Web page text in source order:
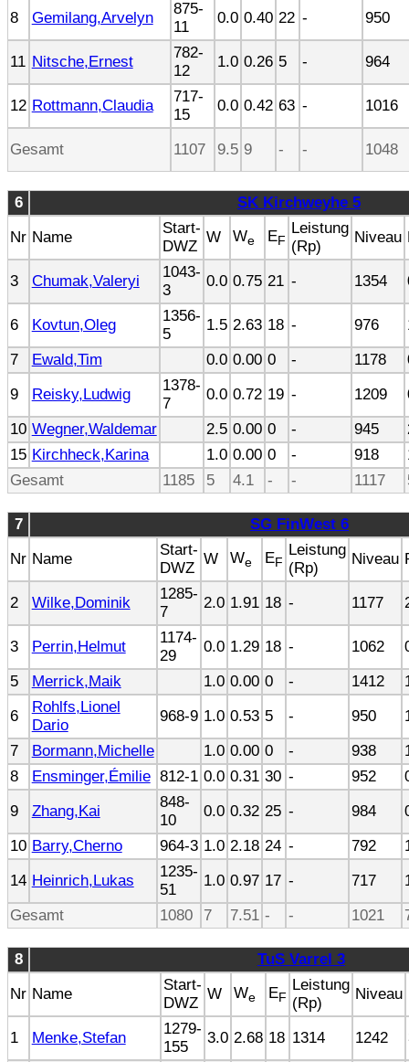
8 Gemilang,Arvelyn
875-
11
0.0 0.40 22 - 950
11 Nitsche,Ernest
782-
12
1.0 0.26 5 - 964
12 Rottmann,Claudia
717-
15
0.0 0.42 63 - 1016
Gesamt 1107 9.5 9 - - 1048
6
SK Kirchweyhe 5
Nr Name
Start-
DWZ
W We EF
Leistung
(Rp)
Niveau
3 Chumak,Valeryi
1043-
3
0.0 0.75 21 - 1354
6 Kovtun,Oleg
1356-
5
1.5 2.63 18 - 976
7
Ewald,Tim 0.0 0.00 0 - 1178
9
Reisky,Ludwig
1378-
7
0.0 0.72 19 - 1209
10 Wegner,Waldemar 2.5 0.00 0 - 945
15 Kirchheck,Karina 1.0 0.00 0 - 918
Gesamt
1185 5 4.1 - - 1117
7
SG FinWest 6
Nr Name
Start-
DWZ
W We EF
Leistung
(Rp)
Niveau
2 Wilke,Dominik
1285-
7
2.0 1.91 18 - 1177
3 Perrin,Helmut
1174-
29
0.0 1.29 18 - 1062
5
Merrick,Maik 1.0 0.00 0 - 1412
6
Rohlfs,Lionel
Dario
968-9 1.0 0.53 5 - 950
7
Bormann,Michelle 1.0 0.00 0 - 938
8
Ensminger,Émilie 812-1 0.0 0.31 30 - 952
9
Zhang,Kai
848-
10
0.0 0.32 25 - 984
10 Barry,Cherno 964-3 1.0 2.18 24 - 792
14 Heinrich,Lukas
1235-
51
1.0 0.97 17 - 717
Gesamt
1080 7 7.51 - - 1021
8
TuS Varrel 3
Nr Name
Start-
DWZ
W We EF
Leistung
(Rp)
Niveau
1 Menke,Stefan
1279-
155
3.0 2.68 18 1314 1242